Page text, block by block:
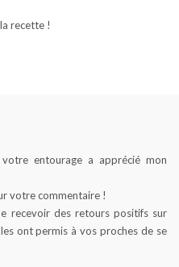
recette !
entourage a apprécié mon
votre commentaire !
recevoir des retours positifs sur
ont permis à vos proches de se